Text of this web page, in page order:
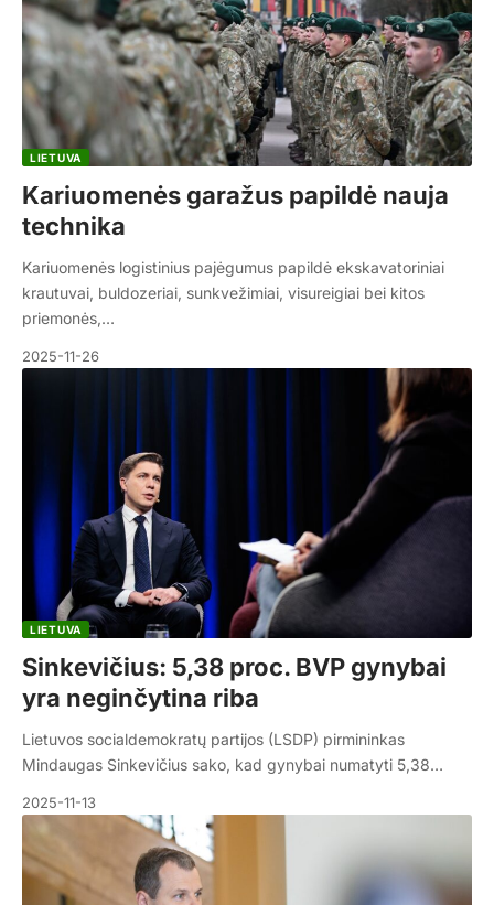
LIETUVA
Kariuomenės garažus papildė nauja
technika
Kariuomenės logistinius pajėgumus papildė ekskavatoriniai
krautuvai, buldozeriai, sunkvežimiai, visureigiai bei kitos
priemonės,…
2025-11-26
LIETUVA
Sinkevičius: 5,38 proc. BVP gynybai
yra neginčytina riba
Lietuvos socialdemokratų partijos (LSDP) pirmininkas
Mindaugas Sinkevičius sako, kad gynybai numatyti 5,38…
2025-11-13